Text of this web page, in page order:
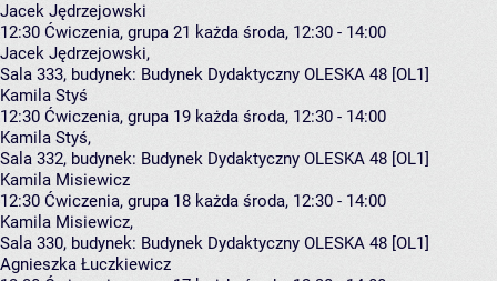
Jacek Jędrzejowski
12:30 Ćwiczenia, grupa 21 każda środa, 12:30 - 14:00
Jacek Jędrzejowski,
Sala 333, budynek: Budynek Dydaktyczny OLESKA 48 [OL1]
Kamila Styś
12:30 Ćwiczenia, grupa 19 każda środa, 12:30 - 14:00
Kamila Styś,
Sala 332, budynek: Budynek Dydaktyczny OLESKA 48 [OL1]
Kamila Misiewicz
12:30 Ćwiczenia, grupa 18 każda środa, 12:30 - 14:00
Kamila Misiewicz,
Sala 330, budynek: Budynek Dydaktyczny OLESKA 48 [OL1]
Agnieszka Łuczkiewicz